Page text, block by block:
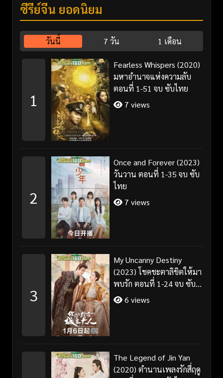
ซีรี่ย์จีน ยอดนิยม
วันนี้ 7 วัน 1 เดือน
1
Fearless Whispers (2020)
มหาอำนาจแห่งความลับ
ตอนที่ 1-51 จบ ซับไทย
7 views
2
Once and Forever (2023)
วันวาน ตอนที่ 1-35 จบ ซับ
ไทย
7 views
3
My Uncanny Destiny
(2023) โชคชะตาลิขิตให้มา
พบรัก ตอนที่ 1-24 จบ ซับ
ไทย/พากย์ไทย
6 views
The Legend of Jin Yan
(2020) ตำนานเพลงรักสี่ฤดู